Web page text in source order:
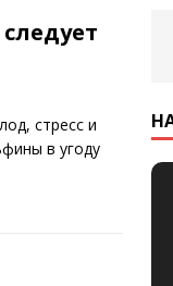
стресс и
в угоду